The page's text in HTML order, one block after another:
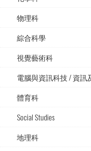
物理科
綜合科學
視覺藝術科
電腦與資訊科技 / 資訊
體育科
Social Studies
地理科